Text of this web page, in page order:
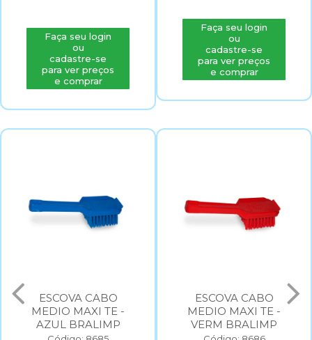
Faça seu login
ou
cadastre-se
para ver preços
e comprar
Faça seu login
ou
cadastre-se
para ver preços
e comprar
ESCOVA CABO
MEDIO MAXI TE -
AZUL BRALIMP
ESCOVA CABO
MEDIO MAXI TE -
VERM BRALIMP